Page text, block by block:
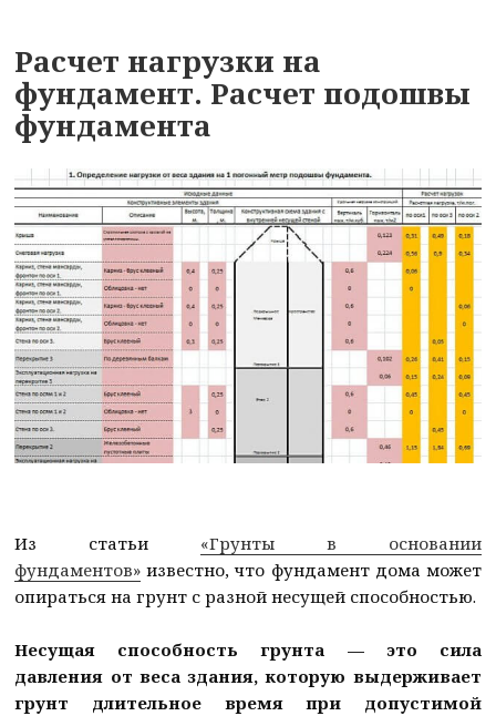
Расчет нагрузки на
фундамент. Расчет подошвы
фундамента
Из статьи «Грунты в основании
фундаментов» известно, что фундамент дома может
опираться на грунт с разной несущей способностью.
Несущая способность грунта — это сила
давления от веса здания, которую выдерживает
грунт длительное время при допустимой